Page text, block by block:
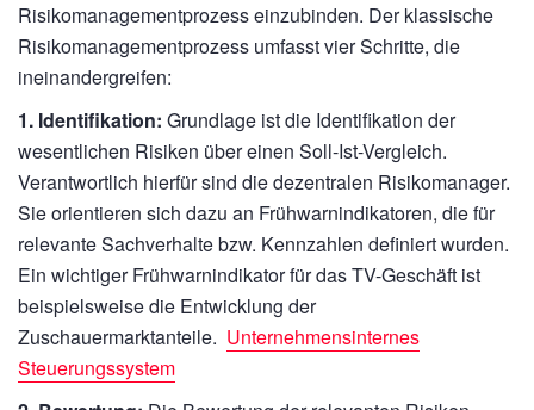
Risikomanagementprozess einzubinden. Der klassische
Risikomanagementprozess umfasst vier Schritte, die
ineinandergreifen:
1. Identifikation: Grundlage ist die Identifikation der
wesentlichen Risiken über einen Soll-Ist-Vergleich.
Verantwortlich hierfür sind die dezentralen Risikomanager.
Sie orientieren sich dazu an Frühwarnindikatoren, die für
relevante Sachverhalte bzw. Kennzahlen definiert wurden.
Ein wichtiger Frühwarnindikator für das TV-Geschäft ist
beispielsweise die Entwicklung der
Zuschauermarktanteile. Unternehmensinternes
Steuerungssystem